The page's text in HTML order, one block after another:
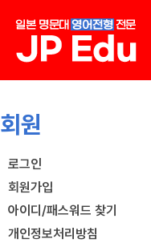
회원
로그인
회원가입
아이디/패스워드 찾기
개인정보처리방침